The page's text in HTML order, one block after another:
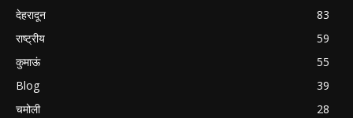
देहरादून
83
राष्ट्रीय
59
कुमाऊं
55
Blog
39
चमोली
28